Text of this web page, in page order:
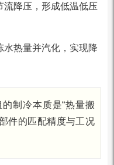
流降压，形成低温低压
热量并汽化，实现降
制冷本质是“热量搬
件的匹配精度与工况